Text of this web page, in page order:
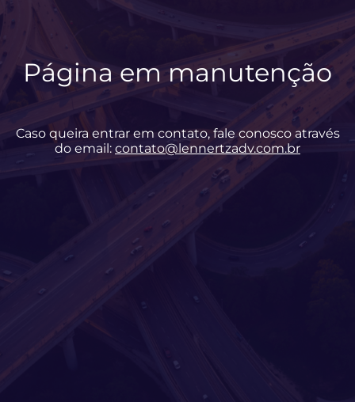
Página em manutenção
Caso queira entrar em contato, fale conosco através
do email: contato@lennertzadv.com.br